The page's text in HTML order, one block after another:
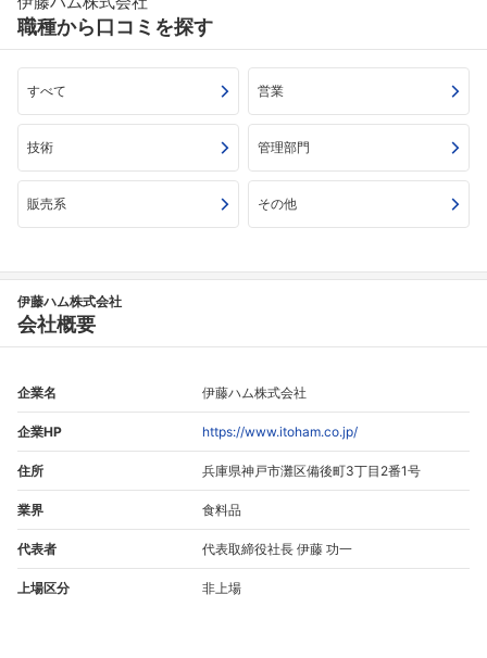
フォローしました
こちらの企業もフォローしませんか？
職種から口コミを探す
すべて 営業
技術 管理部門
販売系 その他
伊藤ハム株式会社
会社概要
企業名 伊藤ハム株式会社
企業HP https://www.itoham.co.jp/
住所 兵庫県神戸市灘区備後町3丁目2番1号
業界 食料品
代表者 代表取締役社長 伊藤 功一
上場区分 非上場